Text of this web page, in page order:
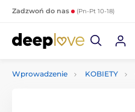
Zadzwoń do nas (Pn-Pt 10-18)
Wprowadzenie KOBIETY